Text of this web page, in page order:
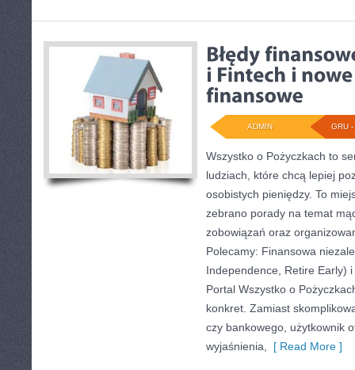
GRU
ADMIN
Wszystko o Pożyczkach to
ludziach, które chcą lepiej
osobistych pieniędzy. To
zebrano porady na temat
zobowiązań oraz
Polecamy: Finansowa
Independence, Retire Early)
Portal Wszystko o
konkret. Zamiast
czy bankowego, użytkownik
wyjaśnienia,
[ Read More ]